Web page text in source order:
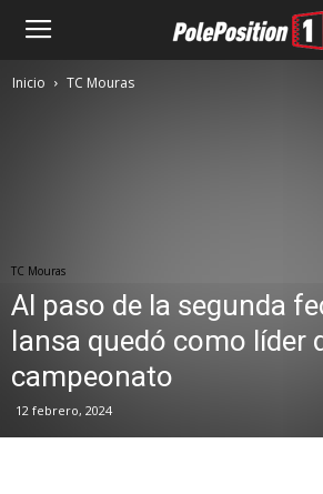
Inicio TC Mouras
TC Mouras
Al paso de la segunda
Iansa quedó como líder
campeonato
12 febrero, 2024